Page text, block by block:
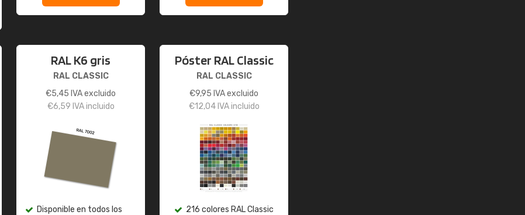
RAL K6 gris
RAL CLASSIC
€5,45 IVA excluido
€6,59 IVA incluido
Disponible en todos los
Póster RAL Classic
RAL CLASSIC
€9,95 IVA excluido
€12,04IVA incluido
216 colores RAL Classic